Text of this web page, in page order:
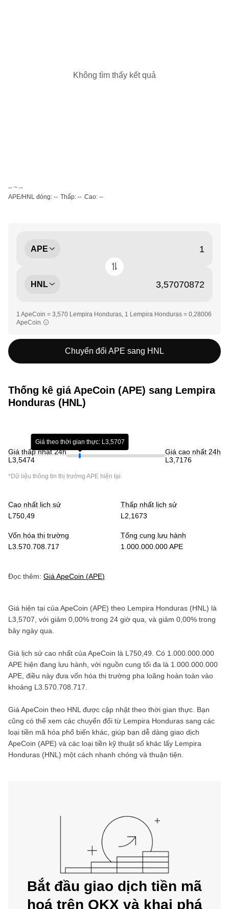
Không tìm thấy kết quả
-- ~ --
APE/HNL đóng: -- Thấp: -- Cao: --
APE
HNL
1 ApeCoin = 3,570 Lempira Honduras, 1 Lempira Honduras = 0,28006
ApeCoin
Chuyển đổi APE sang HNL
Thống kê giá ApeCoin (APE) sang Lempira
Honduras (HNL)
Giá thấp nhất 24h
L3,5474
Giá theo thời gian thực: L3,5707
Giá cao nhất 24h
L3,7176
*Dữ liệu thông tin thị trường APE hiện tại.
Cao nhất lịch sử
L750,49
Thấp nhất lịch sử
L2,1673
Vốn hóa thị trường
L3.570.708.717
Tổng cung lưu hành
1.000.000.000 APE
Đọc thêm: Giá ApeCoin (APE)
Giá hiện tại của ApeCoin (APE) theo Lempira Honduras (HNL ) là
L3,5707 , với giảm 0,00% trong 24 giờ qua, và giảm 0,00% trong
bảy ngày qua.
Giá lịch sử cao nhất của ApeCoin là L750,49 . Có 1.000.000.000
APE hiện đang lưu hành, với nguồn cung tối đa là 1.000.000.000
APE , điều này đưa vốn hóa thị trường pha loãng hoàn toàn vào
khoảng L3.570.708.717
Giá ApeCoin theo HNL được cập nhật theo thời gian thực. Bạn
cũng có thể xem các chuyển đổi từ Lempira Honduras sang các
loại tiền mã hóa phổ biến khác, giúp bạn dễ dàng giao dịch
ApeCoin (APE) và các loại tiền kỹ thuật số khác lấy Lempira
Honduras (HNL ) một cách nhanh chóng và thuận tiện.
Bắt đầu giao dịch tiền mã
hoá trên OKX và khai phá